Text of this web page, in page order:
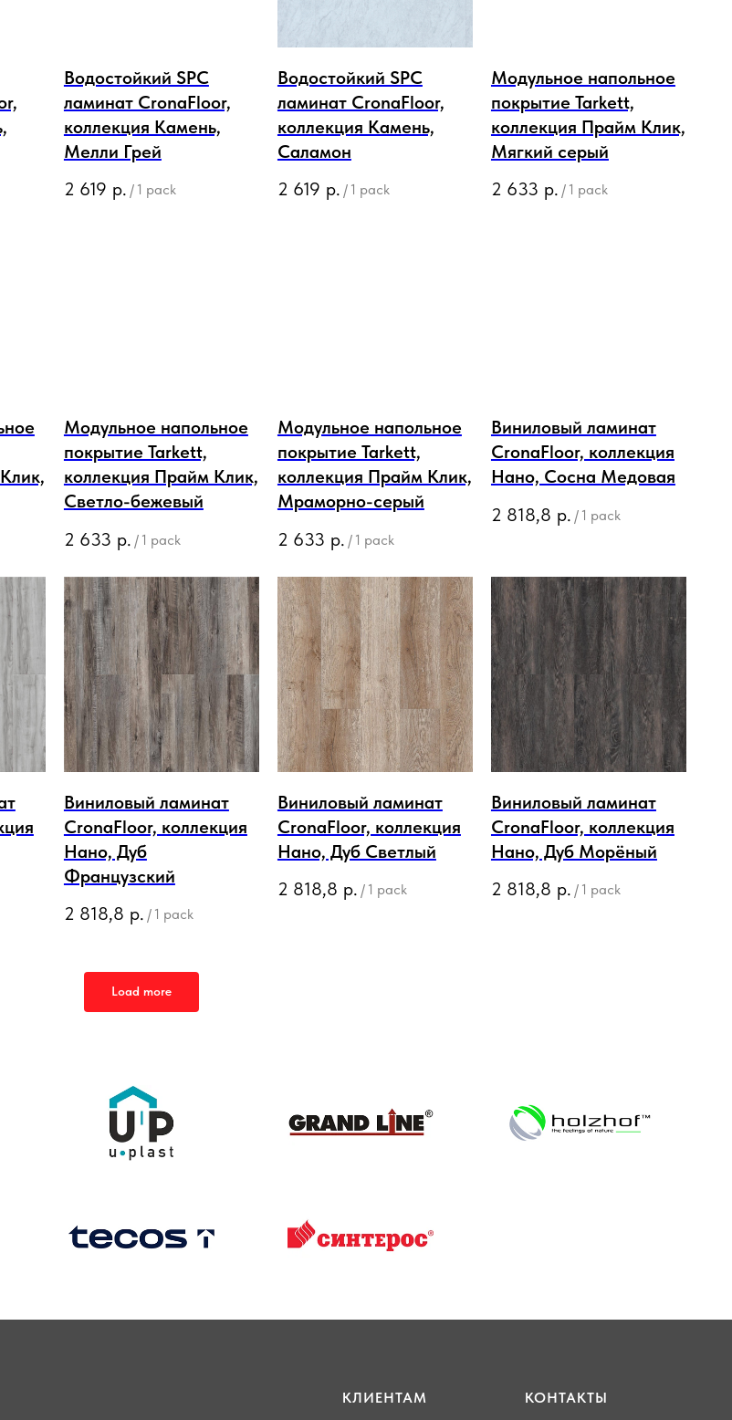
Водостойкий SPC
ламинат CronaFloor,
коллекция Камень,
Мелли Грей
2 619 р. / 1 pack
Водостойкий SPC
ламинат CronaFloor,
коллекция Камень,
Саламон
2 619 р. / 1 pack
Модульное напольное
покрытие Tarkett,
коллекция Прайм Клик,
Мягкий серый
2 633 р. / 1 pack
Модульное напольное
покрытие Tarkett,
коллекция Прайм Клик,
Светло-бежевый
2 633 р. / 1 pack
Модульное напольное
покрытие Tarkett,
коллекция Прайм Клик,
Мраморно-серый
2 633 р. / 1 pack
Виниловый ламинат
CronaFloor, коллекция
Нано, Сосна Медовая
2 818,8 р. / 1 pack
Виниловый ламинат
CronaFloor, коллекция
Нано, Дуб
Французский
2 818,8 р. / 1 pack
Виниловый ламинат
CronaFloor, коллекция
Нано, Дуб Светлый
2 818,8 р. / 1 pack
Виниловый ламинат
CronaFloor, коллекция
Нано, Дуб Морёный
2 818,8 р. / 1 pack
Load more
КЛИЕНТАМ КОНТАКТЫ